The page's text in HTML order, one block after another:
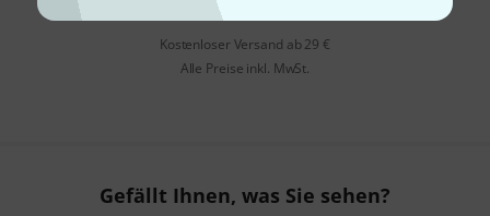
Kostenloser Versand ab 29 €
Alle Preise inkl. MwSt.
Gefällt Ihnen, was Sie sehen?